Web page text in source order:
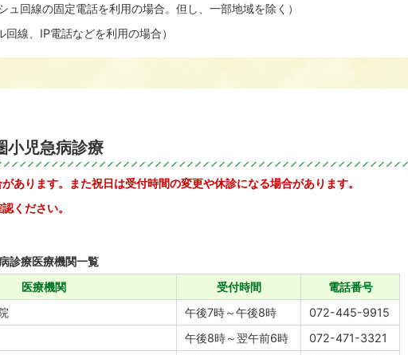
ュ回線の固定電話を利用の場合。但し、一部地域を除く）
線、IP電話などを利用の場合）
小児急病診療
あります。また祝日は受付時間の変更や休診になる場合があります。
ください。
診療医療機関一覧
医療機関
受付時間
電話番号
午後7時～午後8時
072-445-9915
午後8時～翌午前6時
072-471-3321